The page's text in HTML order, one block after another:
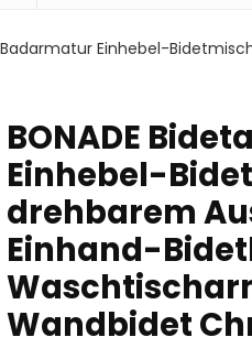
Badarmatur Einhebel-
BONADE
Einhebel-
drehbarem
Einhand-
Wandbidet